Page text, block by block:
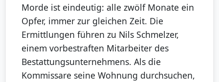
Morde ist eindeutig: alle zwölf Monate ein
Opfer, immer zur gleichen Zeit. Die
Ermittlungen führen zu Nils Schmelzer,
einem vorbestraften Mitarbeiter des
Bestattungsunternehmens. Als die
Kommissare seine Wohnung durchsuchen,